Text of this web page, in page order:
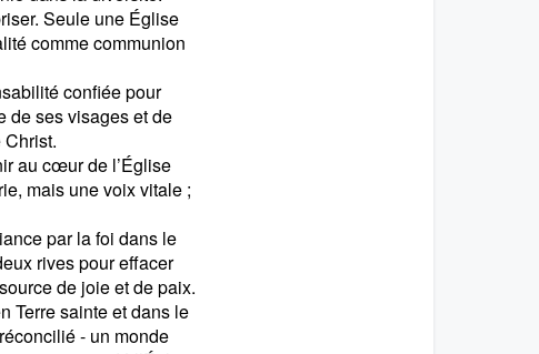
Seule une Église
comme communion
confiée pour
de ses visages et de
au cœur de l’Église
mais une voix vitale ;
par la foi dans le
rives pour effacer
de joie et de paix.
Terre sainte et dans le
- un monde